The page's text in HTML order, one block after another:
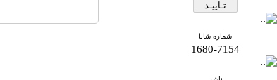
شماره شاپا
1680-7154